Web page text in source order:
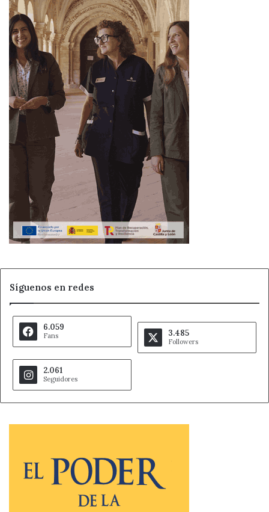
correspondiente al mes de septiembre, cuya tasa de
variación interanual se sitúa en el 1,8%, dos décimas
inferior a la de agosto. Por su parte, la tasa adelantada
por Eurostat para el conjunto de la zona euro se sitúa en
el 1,5% en septiembre, idéntica a la del mes anterior,
resultando un diferencial de inflación para España
respecto a la zona euro de 0,3 puntos, dos décimas
inferior al de agosto.
Ahora León Inflación
Síguenos en redes
6.059
Fans 3.485
Followers
2.061
Seguidores